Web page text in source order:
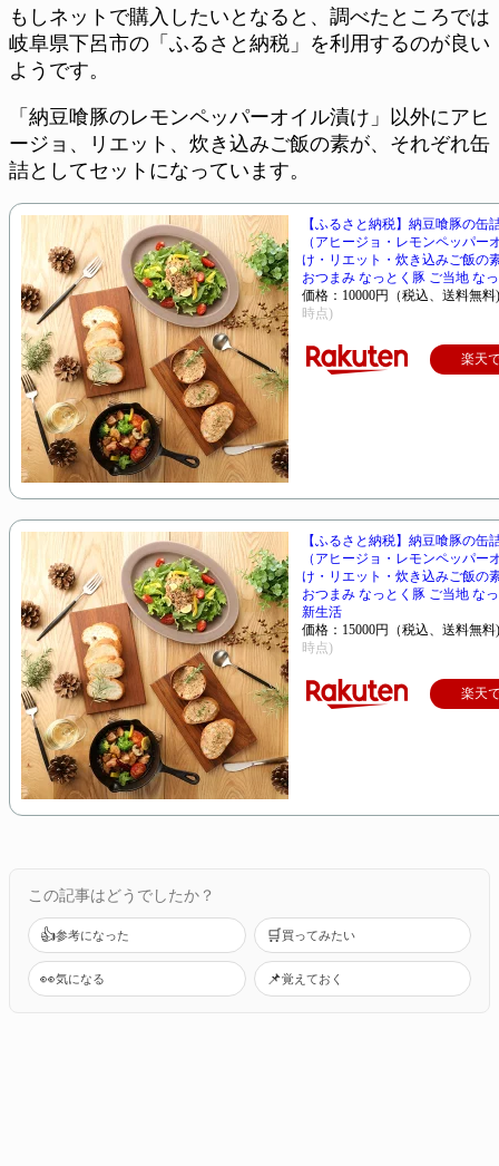
もしネットで購入したいとなると、調べたところでは
岐阜県下呂市の「ふるさと納税」を利用するのが良い
ようです。
「納豆喰豚のレモンペッパーオイル漬け」以外にアヒ
ージョ、リエット、炊き込みご飯の素が、それぞれ缶
詰としてセットになっています。
【ふるさと納税】納豆喰豚の缶
（アヒージョ・レモンペッパー
け・リエット・炊き込みご飯の
おつまみ なっとく豚 ご当地 な
価格：10000円（税込、送料無料)
時点)
楽天
【ふるさと納税】納豆喰豚の缶
（アヒージョ・レモンペッパー
け・リエット・炊き込みご飯の
おつまみ なっとく豚 ご当地 な
新生活
価格：15000円（税込、送料無料)
時点)
楽天
この記事はどうでしたか？
👍参考になった 🛒買ってみたい
👀気になる 📌覚えておく